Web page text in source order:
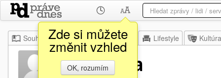
Zde si můžete
změnit vzhled
OK, rozumím
Souhrn Moje Z domova Lifestyle Kultúra
Od Asadova